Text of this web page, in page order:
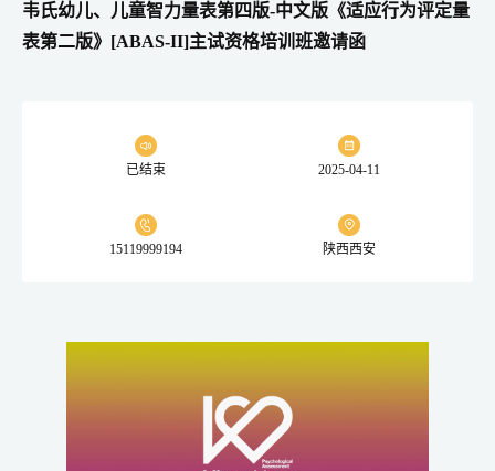
韦氏幼儿、儿童智力量表第四版-中文版《适应行为评定量
表第二版》[ABAS-II]主试资格培训班邀请函
已结束 2025-04-11
15119999194 陕西西安